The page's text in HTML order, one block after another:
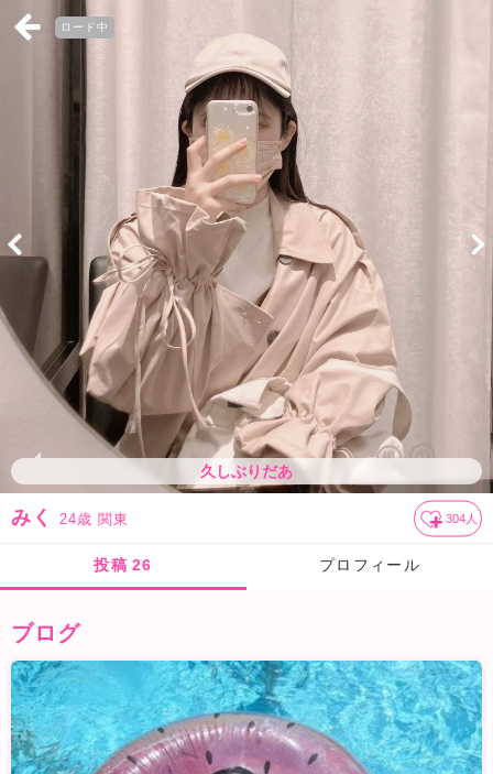
ロード中
久しぶりだあ
みく 24歳 関東 304 人
投稿 26 プロフィール
ブログ